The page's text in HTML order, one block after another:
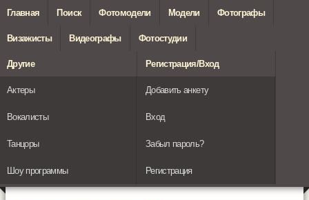
Главная Поиск Фотомодели Модели Фотографы
Визажисты Видеографы Фотостудии
Другие
Актеры
Вокалисты
Танцоры
Шоу программы
Регистрация/Вход
Добавить анкету
Вход
Забыл пароль?
Регистрация